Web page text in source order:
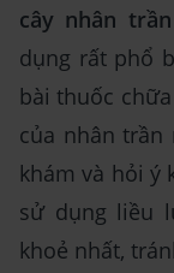
cây nhân
dụng rất phổ
bài thuốc
của nhân trần
khám và hỏi ý
sử dụng liều
khoẻ nhất,